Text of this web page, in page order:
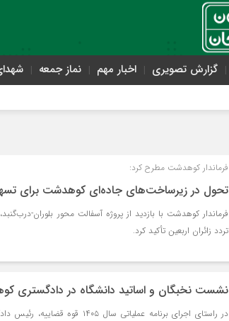
گزارش تصویری اخبار مهم نماز جمعه
فرماندار کوهدشت مطرح کرد:
تحول در زیرساخت‌های جاده‌ای کوهدشت برای
فرماندار کوهدشت با بازدید از پروژه آسفالت محور بلوران-
تردد زائران اربعین تأکید کرد.
نشست نخبگان و اساتید دانشگاه در دادگستری
در راستای اجرای برنامه عملیاتی